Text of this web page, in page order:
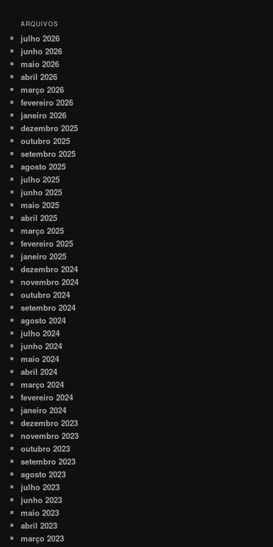
ARQUIVOS
julho 2026
junho 2026
maio 2026
abril 2026
março 2026
fevereiro 2026
janeiro 2026
dezembro 2025
outubro 2025
setembro 2025
agosto 2025
julho 2025
junho 2025
maio 2025
abril 2025
março 2025
fevereiro 2025
janeiro 2025
dezembro 2024
novembro 2024
outubro 2024
setembro 2024
agosto 2024
julho 2024
junho 2024
maio 2024
abril 2024
março 2024
fevereiro 2024
janeiro 2024
dezembro 2023
novembro 2023
outubro 2023
setembro 2023
agosto 2023
julho 2023
junho 2023
maio 2023
abril 2023
março 2023